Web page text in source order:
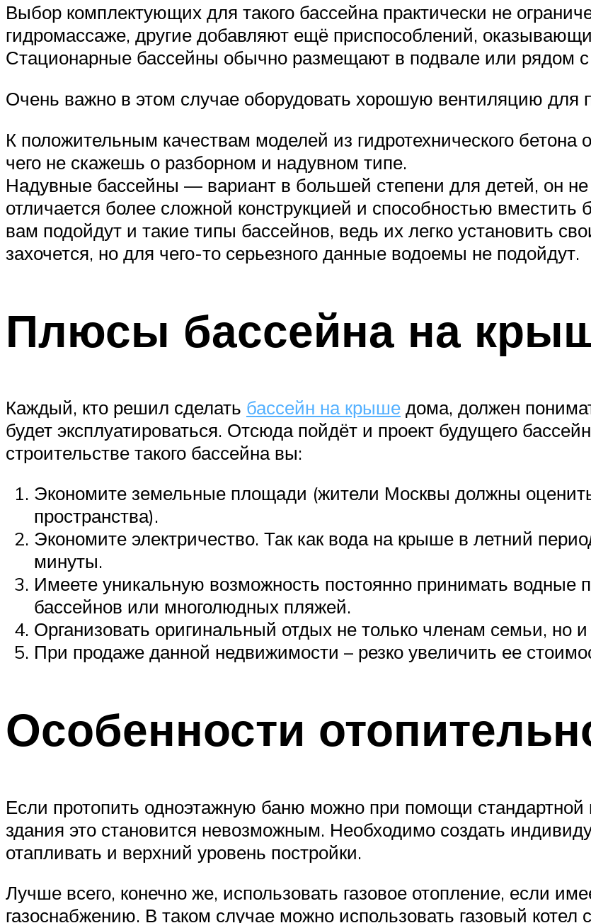
Выбор комплектующих для такого бассейна практически не
гидромассаже, другие добавляют ещё приспособлений,
Стационарные бассейны обычно размещают в подвале или рядом с
Очень важно в этом случае оборудовать хорошую вентиляцию для
К положительным качествам моделей из гидротехнического бетона
чего не скажешь о разборном и надувном типе.
Надувные бассейны — вариант в большей степени для детей, он не
отличается более сложной конструкцией и способностью
вам подойдут и такие типы бассейнов, ведь их легко установить
захочется, но для чего-то серьезного данные водоемы не подойдут.
Плюсы бассейна на
Каждый, кто решил сделать бассейн на крыше дома, должен
будет эксплуатироваться. Отсюда пойдёт и проект будущего
строительстве такого бассейна вы:
Экономите земельные площади (жители Москвы должны оценить
пространства).
Экономите электричество. Так как вода на крыше в летний
минуты.
Имеете уникальную возможность постоянно принимать водные
бассейнов или многолюдных пляжей.
Организовать оригинальный отдых не только членам семьи, но
При продаже данной недвижимости – резко увеличить ее
Особенности
Если протопить одноэтажную баню можно при помощи стандартной
здания это становится невозможным. Необходимо создать
отапливать и верхний уровень постройки.
Лучше всего, конечно же, использовать газовое отопление, если
газоснабжению. В таком случае можно использовать газовый